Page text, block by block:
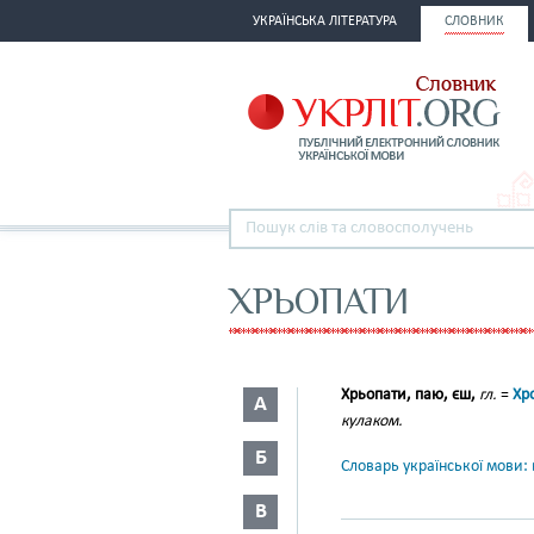
УКРАЇНСЬКА ЛІТЕРАТУРА СЛОВНИК
ХРЬОПАТИ
А
Б
В
Хрьопати, паю, єш, гл. =
кулаком.
Словарь української